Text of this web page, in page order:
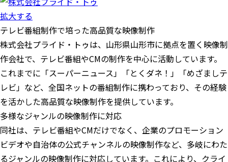
拡大する
テレビ番組制作で培った高品質な映像制作
株式会社プライド・トゥは、山形県山形市に拠点を置く映像制
作会社で、テレビ番組やCMの制作を中心に活動しています。
これまでに「スーパーニュース」「とくダネ！」「めざましテ
レビ」など、全国ネットの番組制作に携わっており、その経験
を活かした高品質な映像制作を提供しています。
多様なジャンルの映像制作に対応
同社は、テレビ番組やCMだけでなく、企業のプロモーション
ビデオや自治体の公式チャンネルの映像制作など、多岐にわた
るジャンルの映像制作に対応しています。これにより、クライ